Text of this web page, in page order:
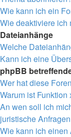
Wie kann ich ein
Wie deaktiviere ich
Dateianhänge
Welche
Kann ich eine
phpBB
Wer hat diese
Warum ist
An wen soll ich
juristische
Wie kann ich einen